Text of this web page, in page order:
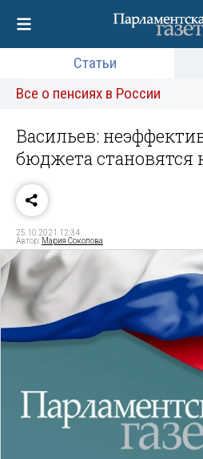
Статьи
Все о пенсиях в России
Васильев:
бюджета
25.10.2021 12:34
Автор: Мария Соколова